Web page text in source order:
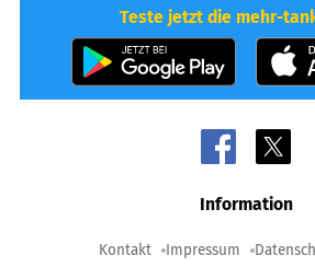
Teste jetzt die mehr-
Information
Kontakt Impressum